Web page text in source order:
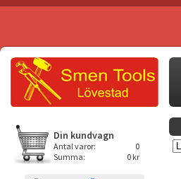
Din kundvagn
Antal varor:
0
Summa:
0 kr